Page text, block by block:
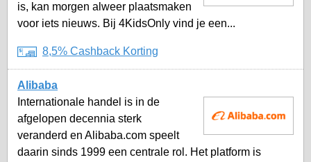
is, kan morgen alweer plaatsmaken
voor iets nieuws. Bij 4KidsOnly vind je een...
8,5% Cashback Korting
Alibaba
Internationale handel is in de
afgelopen decennia sterk
veranderd en Alibaba.com speelt
daarin sinds 1999 een centrale rol. Het platform is